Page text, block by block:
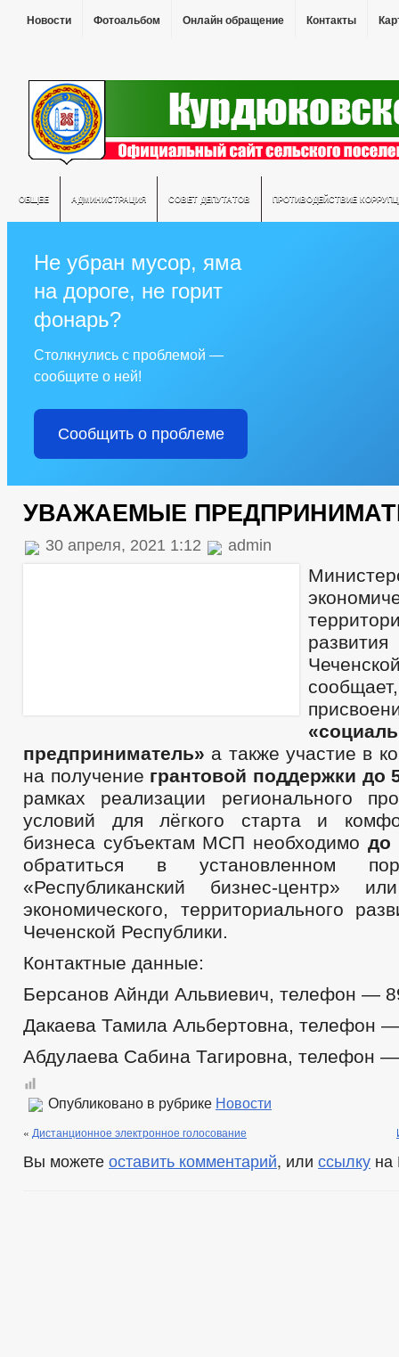
Новости Фотоальбом Онлайн обращение Контакты
ОБЩЕЕ АДМИНИСТРАЦИЯ СОВЕТ ДЕПУТАТОВ ПРОТИВОДЕЙСТВИЕ
Не убран мусор, яма
на дороге, не горит
фонарь?
Столкнулись с проблемой —
сообщите о ней!
Сообщить о проблеме
УВАЖАЕМЫЕ
30 апреля, 2021 1:12 admin
предприниматель» а также участие в
на получение грантовой поддержки до
рамках реализации регионального
условий для лёгкого старта и
бизнеса субъектам МСП необходимо до
обратиться в установленном
«Республиканский бизнес-центр»
экономического, территориального
Чеченской Республики.
Контактные данные:
Берсанов Айнди Альвиевич, телефон —
Дакаева Тамила Альбертовна, телефон
Абдулаева Сабина Тагировна, телефон
Опубликовано в рубрике Новости
« Дистанционное электронное голосование
Вы можете оставить комментарий, или ссылку на